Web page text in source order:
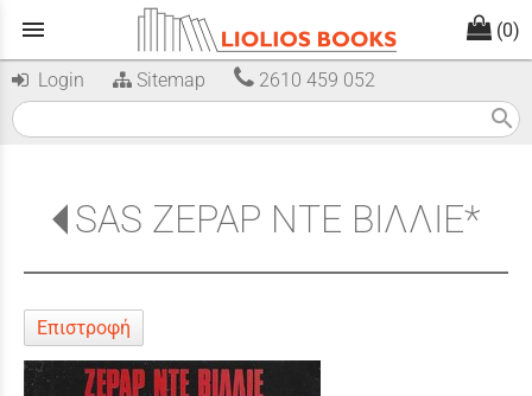
menu (0)
Login Sitemap 2610 459 052
search
SAS ΖΕΡΑΡ ΝΤΕ ΒΙΛΛΙΕ*
Επιστροφή